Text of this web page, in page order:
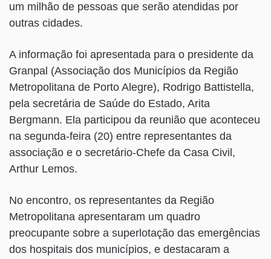
um milhão de pessoas que serão atendidas por
outras cidades.
A informação foi apresentada para o presidente da
Granpal (Associação dos Municípios da Região
Metropolitana de Porto Alegre), Rodrigo Battistella,
pela secretária de Saúde do Estado, Arita
Bergmann. Ela participou da reunião que aconteceu
na segunda-feira (20) entre representantes da
associação e o secretário-Chefe da Casa Civil,
Arthur Lemos.
No encontro, os representantes da Região
Metropolitana apresentaram um quadro
preocupante sobre a superlotação das emergências
dos hospitais dos municípios, e destacaram a